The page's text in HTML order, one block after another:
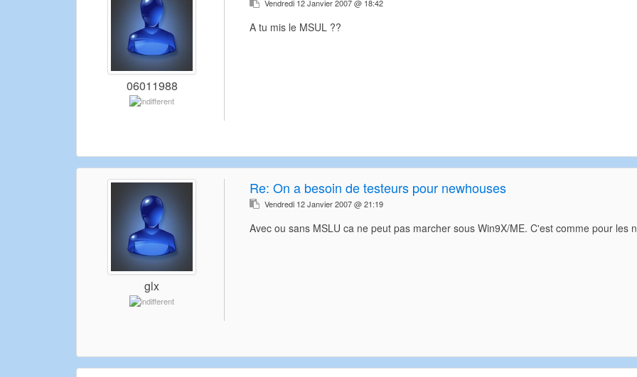
06011988
Vendredi 12 Janvier 2007 @ 18:42
A tu mis le MSUL ??
glx
Re: On a besoin de testeurs pour newhouses
Vendredi 12 Janvier 2007 @ 21:19
Avec ou sans MSLU ca ne peut pas marcher sous Win9X/ME. C'est comme pour les